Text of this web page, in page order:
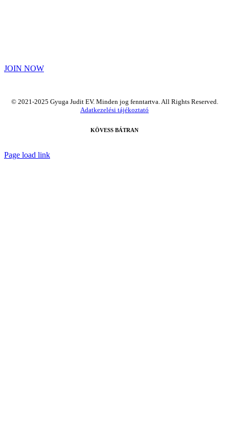
JOIN NOW
© 2021-2025 Gyuga Judit EV. Minden jog fenntartva. All Rights Reserved.
Adatkezelési tájékoztató
KÖVESS BÁTRAN
Page load link